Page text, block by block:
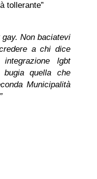
tollerante”
Non baciatevi
a chi dice
lgbt
quella che
Municipalità